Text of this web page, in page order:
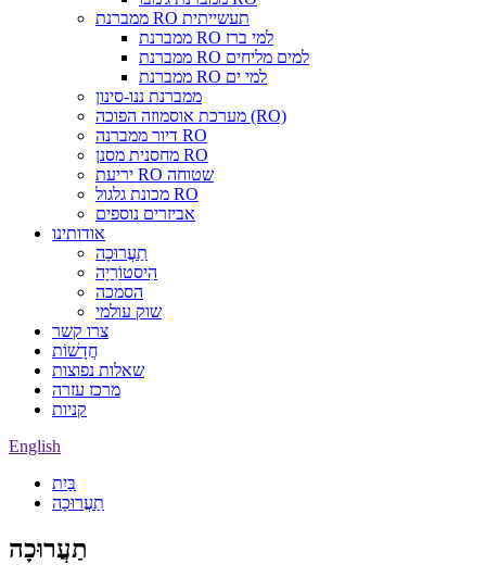
ממברנת RO תעשייתית
ממברנת RO למי ברז
ממברנת RO למים מליחים
ממברנת RO למי ים
ממברנת ננו-סינון
מערכת אוסמוזה הפוכה (RO)
דיור ממברנה RO
מחסנית מסנן RO
יריעת RO שטוחה
מכונת גלגול RO
אביזרים נוספים
אודותינו
תַעֲרוּכָה
הִיסטוֹרִיָה
הסמכה
שוק עולמי
צרו קשר
חֲדָשׁוֹת
שאלות נפוצות
מרכז עזרה
קניות
English
בַּיִת
תַעֲרוּכָה
תַעֲרוּכָה